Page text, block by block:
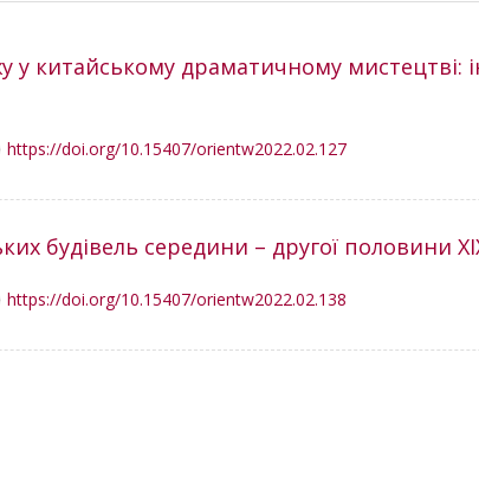
китайському драматичному мистецтві:
https://doi.org/10.15407/orientw2022.02.127
будівель середини – другої половини
https://doi.org/10.15407/orientw2022.02.138